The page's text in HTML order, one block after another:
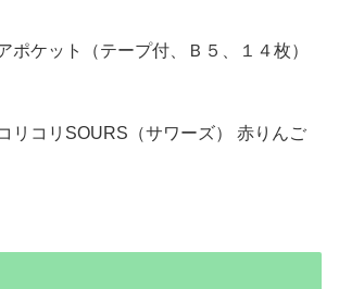
ケット（テープ付、Ｂ５、１４枚）
リコリSOURS（サワーズ） 赤りんご